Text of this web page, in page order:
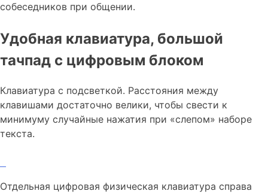
собеседников при общении.
Удобная клавиатура, большой
тачпад с цифровым блоком
Клавиатура с подсветкой. Расстояния между
клавишами достаточно велики, чтобы свести к
минимуму случайные нажатия при «слепом» наборе
текста.
Отдельная цифровая физическая клавиатура справа